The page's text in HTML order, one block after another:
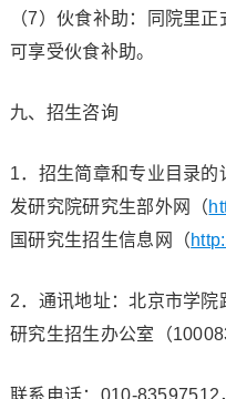
（7）伙食补助：同院里
可享受伙食补助。
九、招生咨询
1．招生简章和专业目录
发研究院研究生部外网（
国研究生招生信息网（
2．通讯地址：北京市学
研究生招生办公室（
联系电话：010-83597512